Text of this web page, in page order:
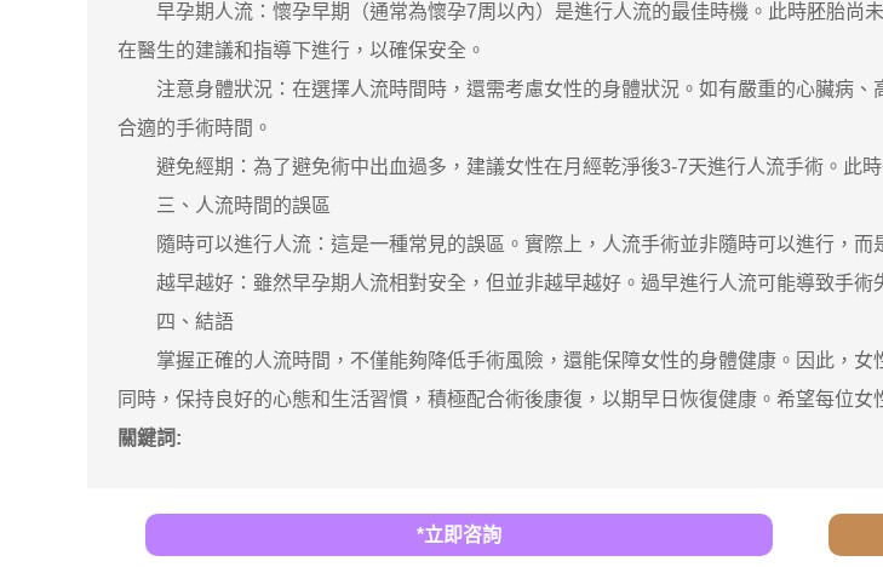
早孕期人流：懷孕早期（通常為懷孕7周以內）是進行人流的最佳時機。此時胚胎尚
在醫生的建議和指導下進行，以確保安全。
注意身體狀況：在選擇人流時間時，還需考慮女性的身體狀況。如有嚴重的心臟病、
合適的手術時間。
避免經期：為了避免術中出血過多，建議女性在月經乾淨後3-7天進行人流手術。此時
三、人流時間的誤區
隨時可以進行人流：這是一種常見的誤區。實際上，人流手術並非隨時可以進行，而
越早越好：雖然早孕期人流相對安全，但並非越早越好。過早進行人流可能導致手術
四、結語
掌握正確的人流時間，不僅能夠降低手術風險，還能保障女性的身體健康。因此，女
同時，保持良好的心態和生活習慣，積極配合術後康復，以期早日恢復健康。希望每位
關鍵詞:
*立即咨詢